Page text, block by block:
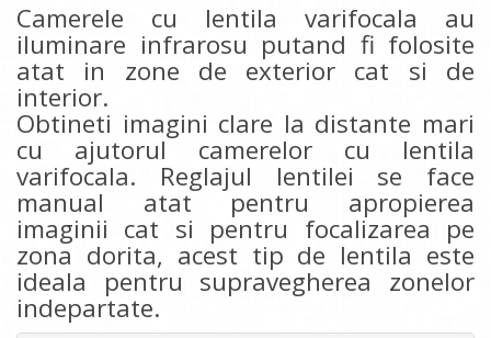
Camerele cu lentila varifocala au
iluminare infrarosu putand fi folosite
atat in zone de exterior cat si de
interior.
Obtineti imagini clare la distante mari
cu ajutorul camerelor cu lentila
varifocala. Reglajul lentilei se face
manual atat pentru apropierea
imaginii cat si pentru focalizarea pe
zona dorita, acest tip de lentila este
ideala pentru supravegherea zonelor
indepartate.